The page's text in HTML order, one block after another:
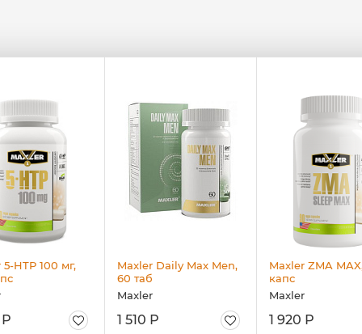
HTP 100 мг,
Р
Maxler Daily Max Men,
60 таб
Maxler
1 510 Р
Maxler ZMA
капс
Maxler
1 920 Р